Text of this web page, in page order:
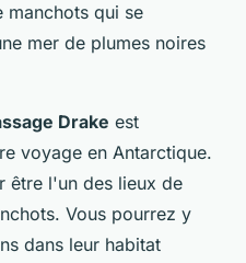
manchots qui se
mer de plumes noires
Drake est
voyage en Antarctique.
être l'un des lieux de
Vous pourrez y
dans leur habitat